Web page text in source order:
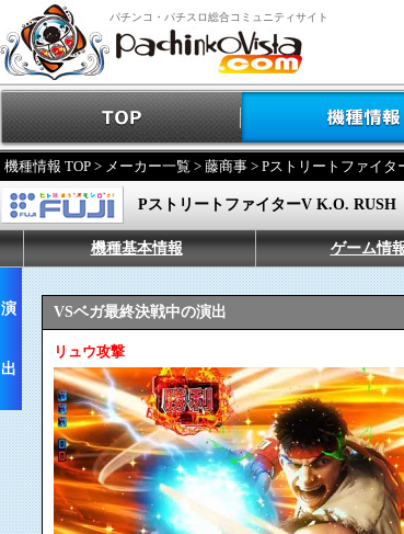
パチンコ・パチスロ総合コミュニティサイト
機種情報 TOP > メーカー一覧 > 藤商事 > Pストリートファイタ
PストリートファイターV K.O. RUSH
機種基本情報 ゲーム情
演
出
VSベガ最終決戦中の演出
リュウ攻撃